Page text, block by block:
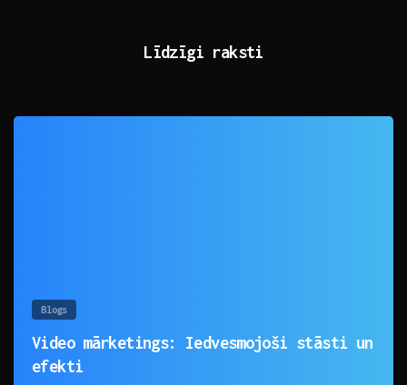
Līdzīgi raksti
Blogs
Video mārketings: Iedvesmojoši stāsti un
efekti